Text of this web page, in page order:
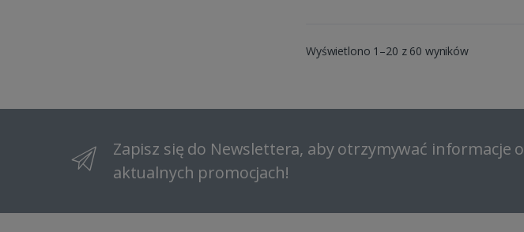
Wyświetlono 1–20 z 60 wyników
Zapisz się do Newslettera, aby otrzymywać informacje o
aktualnych promocjach!